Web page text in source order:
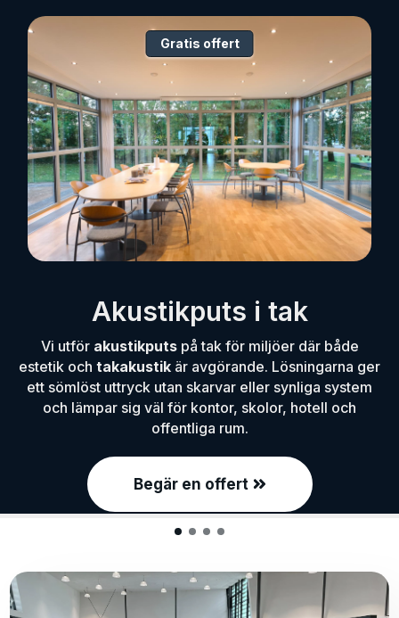
Gratis offert
Akustikputs i tak
Vi utför akustikputspå tak för miljöer där både
estetik och takakustik är avgörande. Lösningarna ger
ett sömlöst uttryck utan skarvar eller synliga system
och lämpar sig väl för kontor, skolor, hotell och
offentliga rum.
Begär en offert